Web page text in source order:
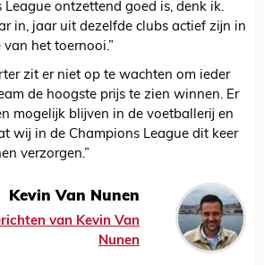
League ontzettend goed is, denk ik.
in, jaar uit dezelfde clubs actief zijn in
het toernooi.”
zit er niet op te wachten om ieder
de hoogste prijs te zien winnen. Er
mogelijk blijven in de voetballerij en
wij in de Champions League dit keer
verzorgen.”
Kevin Van Nunen
van Kevin Van
Nunen